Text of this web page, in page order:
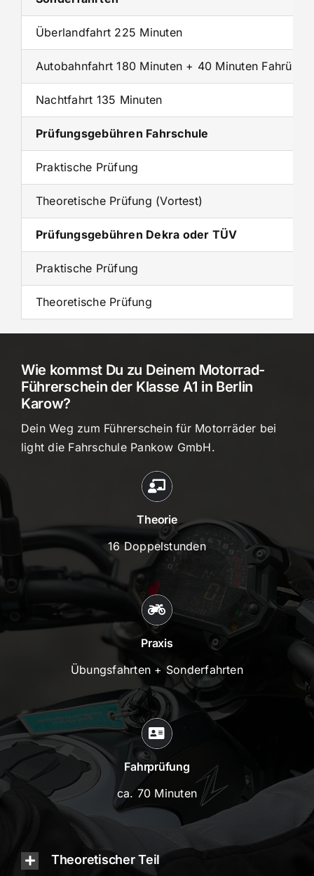
Überlandfahrt 225 Minuten
Autobahnfahrt 180 Minuten + 40 Minuten
Nachtfahrt 135 Minuten
Prüfungsgebühren Fahrschule
Praktische Prüfung
Theoretische Prüfung (Vortest)
Prüfungsgebühren Dekra oder TÜV
Praktische Prüfung
Theoretische Prüfung
Wie kommst Du zu Deinem Motorrad-
Führerschein der Klasse A1 in Berlin
Karow?
Dein Weg zum Führerschein für Motorräder bei
light die Fahrschule Pankow GmbH.
Theorie
16 Doppelstunden
Praxis
Übungsfahrten + Sonderfahrten
Fahrprüfung
ca. 70 Minuten
Theoretischer Teil